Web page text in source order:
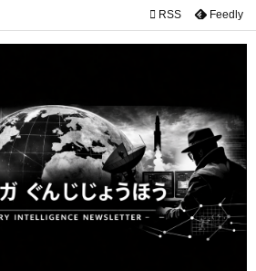


次へ

検索
 RSS Feedly